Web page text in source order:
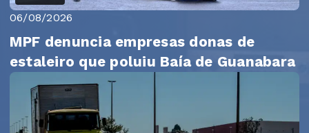
06/08/2026
MPF denuncia empresas donas de
estaleiro que poluiu Baía de Guanabara